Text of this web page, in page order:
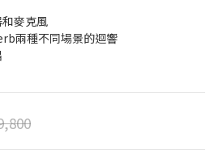
麥克風
兩種不同場景的迴響